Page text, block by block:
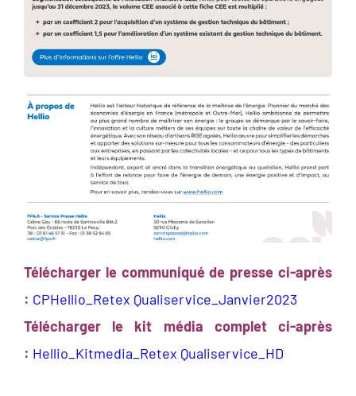
Télécharger le communiqué de presse ci-après
: CPHellio_Retex Qualiservice_Janvier2023
Télécharger le kit média complet ci-après
: Hellio_Kitmedia_Retex Qualiservice_HD